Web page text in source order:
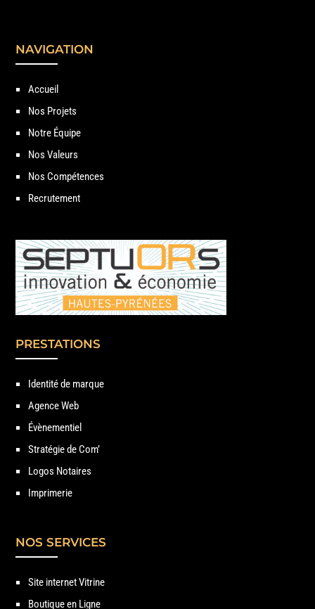
NAVIGATION
Accueil
Nos Projets
Notre Équipe
Nos Valeurs
Nos Compétences
Recrutement
PRESTATIONS
Identité de marque
Agence Web
Évènementiel
Stratégie de Com’
Logos Notaires
Imprimerie
NOS SERVICES
Site internet Vitrine
Boutique en Ligne